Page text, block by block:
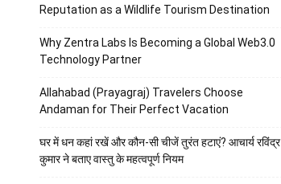
Reputation as a Wildlife Tourism Destination
Why Zentra Labs Is Becoming a Global Web3.0
Technology Partner
Allahabad (Prayagraj) Travelers Choose
Andaman for Their Perfect Vacation
घर में धन कहां रखें और कौन-सी चीजें तुरंत हटाएं? आचार्य रविंद्र
कुमार ने बताए वास्तु के महत्वपूर्ण नियम